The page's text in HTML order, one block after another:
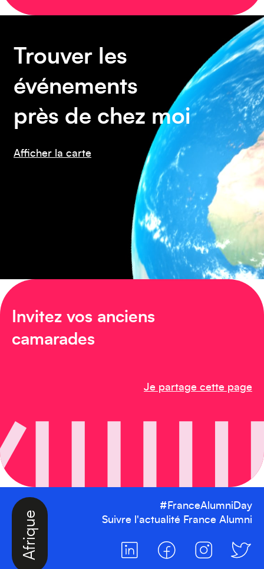
Trouver les
événements
près de chez moi
Afficher la carte
Invitez vos anciens
camarades
Je partage cette page
Afrique
Amérique du Nord
Asie
Caraïbes
#FranceAlumniDay
Suivre l'actualité France Alumni